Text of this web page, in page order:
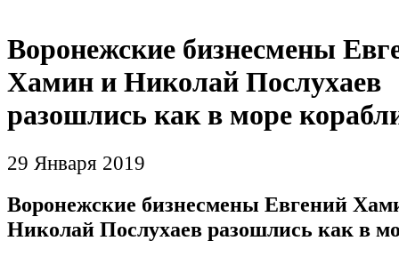
Воронежские бизнесмены
Хамин и Николай Послухаев
разошлись как в море
29 Января 2019
Воронежские бизнесмены Евгений
Николай Послухаев разошлись как в